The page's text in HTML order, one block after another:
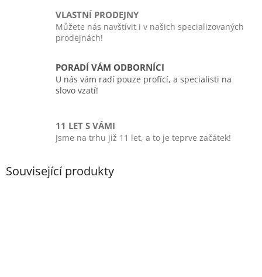
VLASTNÍ PRODEJNY
Můžete nás navštívit i v našich specializovaných
prodejnách!
PORADÍ VÁM ODBORNÍCI
U nás vám radí pouze profící, a specialisti na
slovo vzatí!
11 LET S VÁMI
Jsme na trhu již 11 let, a to je teprve začátek!
Související produkty